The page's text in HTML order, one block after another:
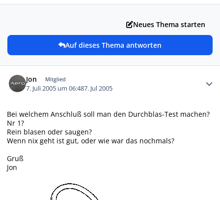
Neues Thema starten
Auf dieses Thema antworten
Jon Mitglied
7. Juli 2005 um 06:487. Jul 2005
Bei welchem Anschluß soll man den Durchblas-Test machen?
Nr 1?
Rein blasen oder saugen?
Wenn nix geht ist gut, oder wie war das nochmals?
Gruß
Jon